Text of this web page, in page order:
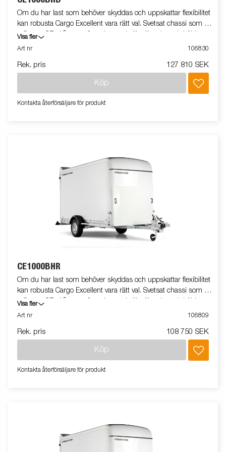
Om du har last som behöver skyddas och uppskattar flexibilitet
kan robusta Cargo Excellent vara rätt val. Svetsat chassi som tål
tuffa tag. CE-skåpvagn finns i en rad olika längder och höjder.
Den lättskötta glasfiberytan på sidorna ger dessutom bra
trafiksäkerhet. Invändigt har man goda förankringsmöjligheter,
i- och ur-lastning. Vagnen på bilden kan vara extrautrustad.
Visa fler
Art nr
106830
Rek. pris 127 810 SEK
Köp
Kontakta återförsäljare för produkt
CE1000BHR
Om du har last som behöver skyddas och uppskattar flexibilitet
kan robusta Cargo Excellent vara rätt val. Svetsat chassi som tål
tuffa tag. CE-skåpvagn finns i en rad olika längder och höjder.
Den lättskötta glasfiberytan på sidorna ger dessutom bra
trafiksäkerhet. Invändigt har man goda förankringsmöjligheter,
i- och ur-lastning. Vagnen på bilden kan vara extrautrustad.
Visa fler
Art nr
106809
Rek. pris 108 750 SEK
Köp
Kontakta återförsäljare för produkt